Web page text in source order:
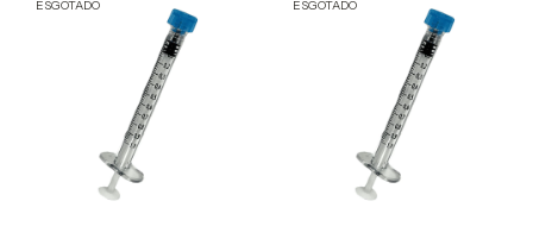
ESGOTADO ESGOTADO